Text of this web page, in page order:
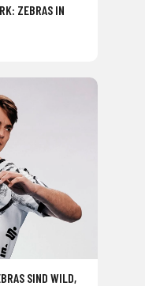
ZEBRAS IN
SIND WILD,